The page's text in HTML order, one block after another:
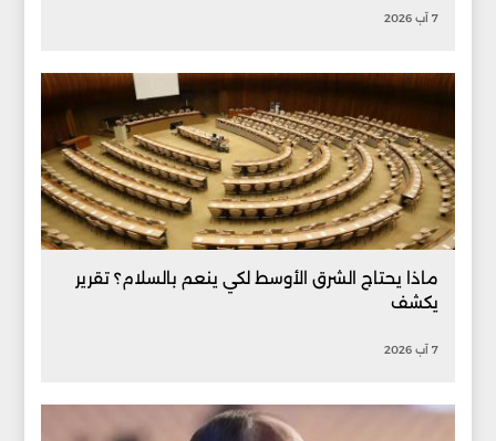
7 آب 2026
ماذا يحتاج الشرق الأوسط لكي ينعم بالسلام؟ تقرير
يكشف
7 آب 2026